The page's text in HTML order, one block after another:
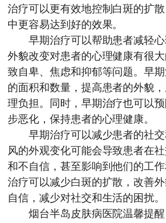
治疗可以更有效地控制白斑的扩
中更容易达到好的效果。
早期治疗可以帮助患者减轻心
外貌改变对患者的心理健康有很
致自卑、焦虑和抑郁等问题。早
的面积和数量，提高患者的外貌
理负担。同时，早期治疗也可以
步恶化，保持患者的心理健康。
早期治疗可以减少患者的社交
风的外观变化可能会导致患者在
和不自信，甚至影响到他们的工
治疗可以减少白斑的扩散，改善
自信，减少对社交和生活的困扰。
烟台半岛皮肤病医院温馨提